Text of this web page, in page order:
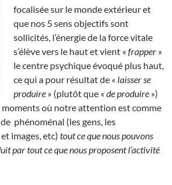
focalisée sur le monde extérieur et
que nos 5 sens objectifs sont
sollicités, l’énergie de la force vitale
s’élève vers le haut et vient « frapper »
le centre psychique évoqué plus haut,
ce qui a pour résultat de « laisser se
produire » (plutôt que « de produire »)
moments où notre attention est comme
phénoménal (les gens, les
images, etc) tout ce que nous pouvons
par tout ce que nous proposent l’activité